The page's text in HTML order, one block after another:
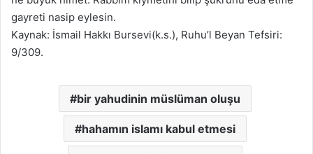
gayreti nasip eylesin.
Kaynak: İsmail Hakkı Bursevi(k.s.), Ruhu’l Beyan Tefsiri:
9/309.
bir yahudinin müslüman oluşu
hahamın islamı kabul etmesi